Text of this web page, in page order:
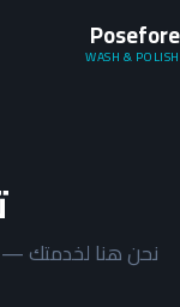
Posefore
WASH & POLISH
نحن هنا لخدمتك —